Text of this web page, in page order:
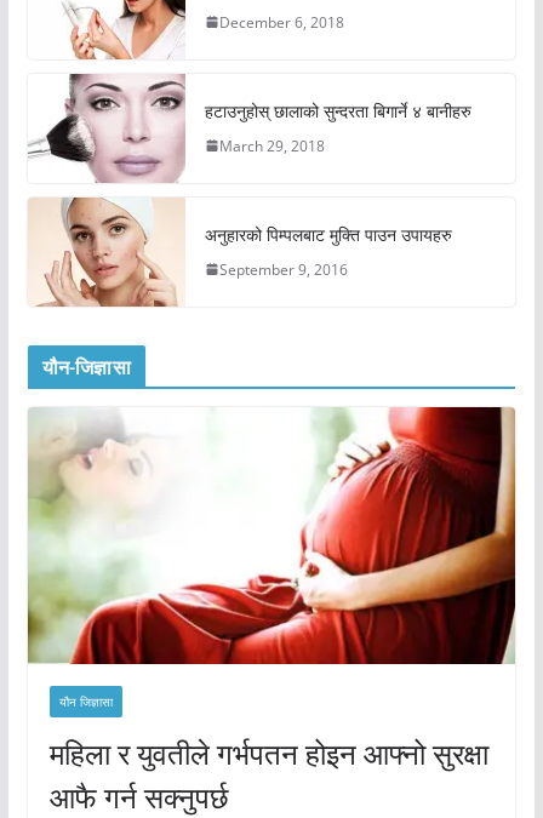
December 6, 2018
हटाउनुहोस् छालाको सुन्दरता बिगार्ने ४ बानीहरु
March 29, 2018
अनुहारको पिम्पलबाट मुक्ति पाउन उपायहरु
September 9, 2016
यौन-जिज्ञासा
यौन जिज्ञासा
महिला र युवतीले गर्भपतन होइन आफ्नो सुरक्षा
आफै गर्न सक्नुपर्छ